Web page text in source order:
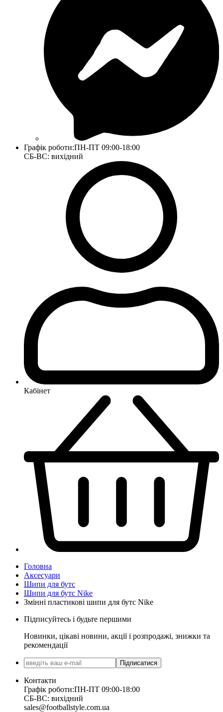
Графік роботи:ПН-ПТ 09:00-18:00
СБ-ВС: вихідний
Кабінет
Головна
Аксесуари
Шипи для бутс
Шипи для бутс Nike
Змінні пластикові шипи для бутс Nike
Підписуйтесь і будьте першими
Новинки, цікаві новини, акції і розпродажі, знижки та
рекомендації
Підписатися
Контакти
Графік роботи:ПН-ПТ 09:00-18:00
СБ-ВС: вихідний
sales@footballstyle.com.ua